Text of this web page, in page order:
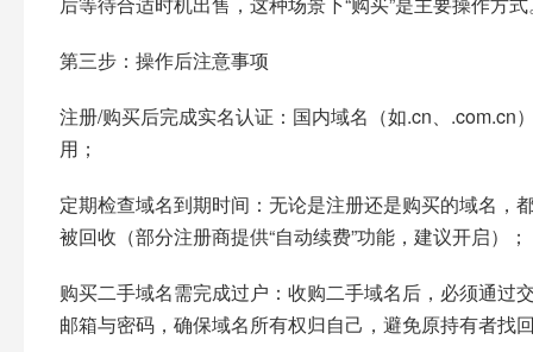
第三步：操作后注意事项​
注册/购买后完成实名认证：国内域名（如.cn、.com.cn
用；​
定期检查域名到期时间：无论是注册还是购买的域名，
被回收（部分注册商提供“自动续费”功能，建议开启）；​
购买二手域名需完成过户：收购二手域名后，必须通过
邮箱与密码，确保域名所有权归自己，避免原持有者找